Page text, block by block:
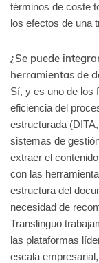
términos de coste
los efectos de una
¿Se puede
herramientas de
Sí, y es uno de los
eficiencia del
estructurada
sistemas de
extraer el
con las
estructura del
necesidad de
Translinguo
las plataformas
escala